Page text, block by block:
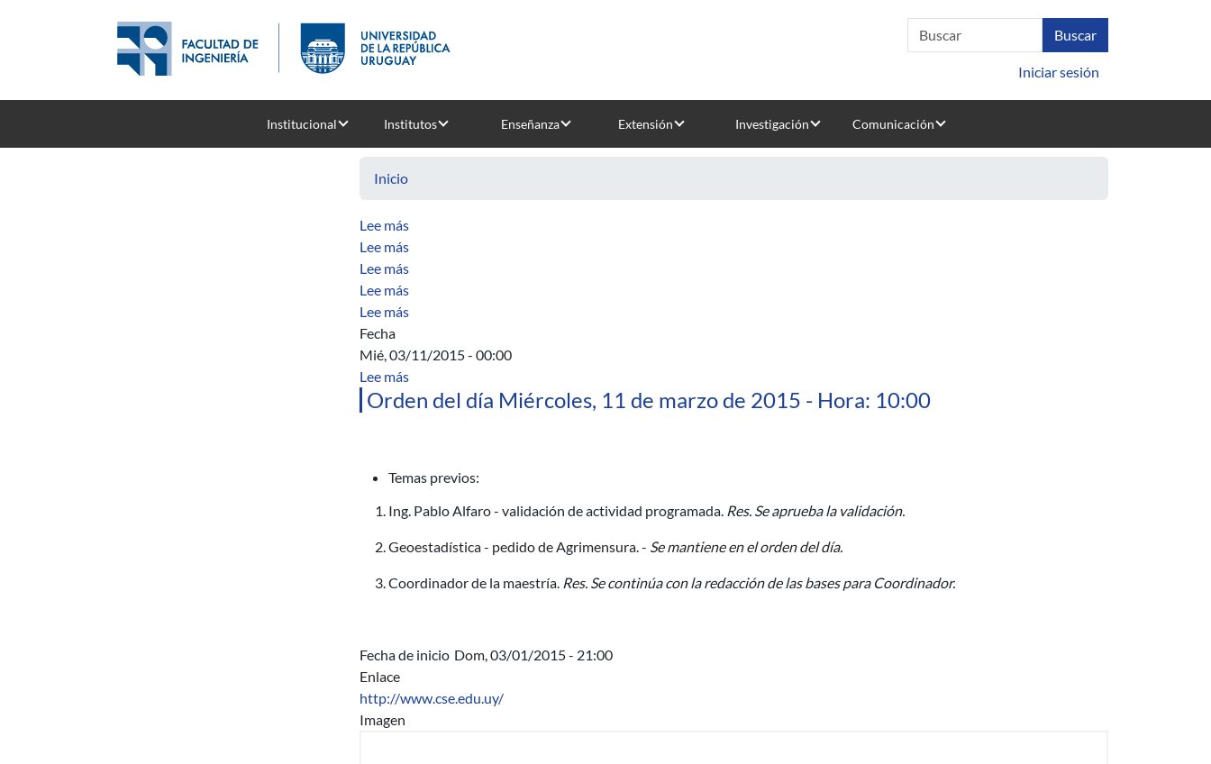
Iniciar sesión
Institucional Institutos Enseñanza Extensión Investigación Comunicación
Inicio
Lee mássobre Adaptación de RUP para PSP: experiencia en el PIS
Lee mássobre Marco teórico para evaluar taxonomías de defectos
Lee mássobre Hacia una carrera de 4 Años en computación en la Universidad de la República: Una segunda aproximación
Lee mássobre Una metodología para desarrollo de videojuegos
Lee mássobre Effectiveness of five verification techniques
Fecha
Mié, 03/11/2015 - 00:00
Lee mássobre Miércoles 11 de marzo de 2015
Orden del día Miércoles, 11 de marzo de 2015 - Hora: 10:00
Temas previos:
Ing. Pablo Alfaro - validación de actividad programada. Res. Se aprueba la validación.
Geoestadística - pedido de Agrimensura. - Se mantiene en el orden del día.
Coordinador de la maestría. Res. Se continúa con la redacción de las bases para Coordinador.
Fecha de inicio Dom, 03/01/2015 - 21:00
Enlace
http://www.cse.edu.uy/
Imagen